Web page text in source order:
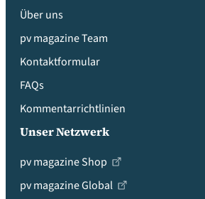
Über uns
pv magazine Team
Kontaktformular
FAQs
Kommentarrichtlinien
Unser Netzwerk
pv magazine Shop
pv magazine Global